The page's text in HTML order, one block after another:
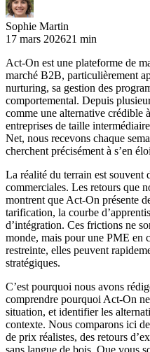
Sophie Martin
17 mars 202621 min
Act-On est une plateforme de
marché B2B, particulièrement
nurturing, sa gestion des
comportemental. Depuis
comme une alternative crédible
entreprises de taille
Net, nous recevons chaque
cherchent précisément à s’en
La réalité du terrain est souvent
commerciales. Les retours que
montrent que Act-On présente
tarification, la courbe
d’intégration. Ces frictions ne
monde, mais pour une PME en
restreinte, elles peuvent
stratégiques.
C’est pourquoi nous avons
comprendre pourquoi Act-On
situation, et identifier les
contexte. Nous comparons ici
de prix réalistes, des retours
sans langue de bois. Que vous